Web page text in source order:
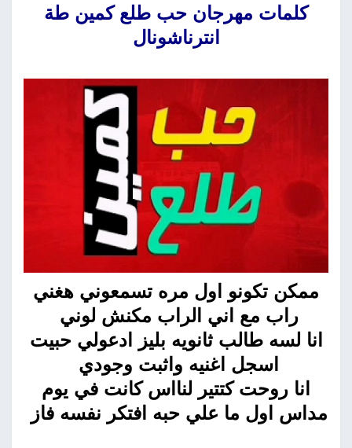
كلمات مهرجان حب طلع كمين طة
انترناشونال
ممكن تكونو اول مره تسمعوني هغني
راب مع اني الراب مكنش لوني
انا لسه طالب ثانويه بليز ادعولي حبيت
اسجل اغنيه واثبت وجودي
انا روحت كتتير لنااس كانت في يوم
مداس اول ما علي حبه افتكر نفسه فاز